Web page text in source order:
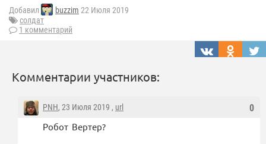
Добавил buzzim 22 Июля 2019
солдат
1 комментарий
Комментарии участников:
0
PNH, 23 Июля 2019 , url
Робот Вертер?